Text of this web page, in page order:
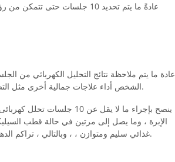
عادةً ما يتم تحديد 10 جلسات
عادة ما يتم ملاحظة نتائج التحليل الكهربائي من
الشخص أداء علاجات جمالية أخرى مثل التصريف اللمفاوي ، مما يسهل انسحاب السوائل والسموم.
ينصح بإجراء ما لا يقل عن
الإبرة ، وما يصل إلى مرتين في حالة قطب
غذائي سليم ومتوازن ، ، وبالتالي ، تراكم الدهون ومظهر السيلوليت. وهنا ما نأكل للقضاء على الدهون.